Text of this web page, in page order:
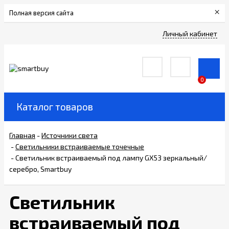
Полная версия сайта ×
Личный кабинет
компании
лист
Доставка
Контакты
0
Каталог товаров
Главная -Источники света
-Светильники встраиваемые точечные
-Светильник встраиваемый под лампу GX53 зеркальный/
серебро, Smartbuy
Светильник
встраиваемый под